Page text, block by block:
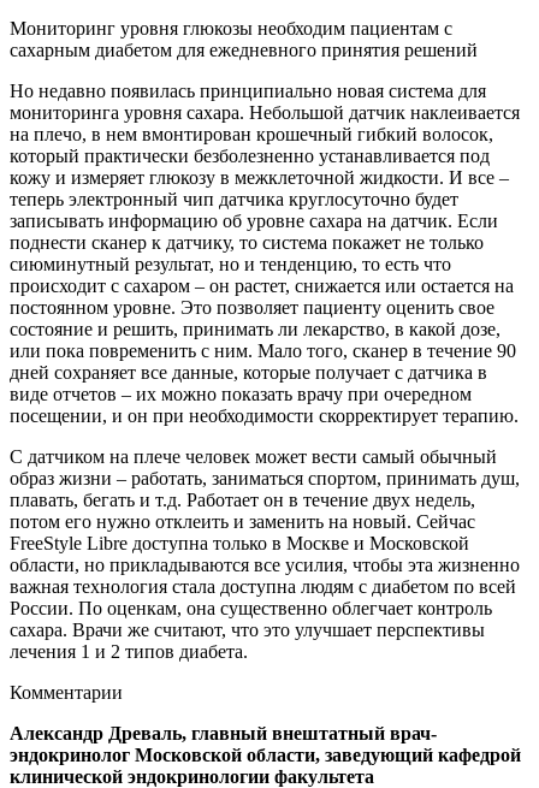
Мониторинг уровня глюкозы необходим пациентам с
сахарным диабетом для ежедневного принятия решений
Но недавно появилась принципиально новая система для
мониторинга уровня сахара. Небольшой датчик наклеивается
на плечо, в нем вмонтирован крошечный гибкий волосок,
который практически безболезненно устанавливается под
кожу и измеряет глюкозу в межклеточной жидкости. И все –
теперь электронный чип датчика круглосуточно будет
записывать информацию об уровне сахара на датчик. Если
поднести сканер к датчику, то система покажет не только
сиюминутный результат, но и тенденцию, то есть что
происходит с сахаром – он растет, снижается или остается на
постоянном уровне. Это позволяет пациенту оценить свое
состояние и решить, принимать ли лекарство, в какой дозе,
или пока повременить с ним. Мало того, сканер в течение 90
дней сохраняет все данные, которые получает с датчика в
виде отчетов – их можно показать врачу при очередном
посещении, и он при необходимости скорректирует терапию.
С датчиком на плече человек может вести самый обычный
образ жизни – работать, заниматься спортом, принимать душ,
плавать, бегать и т.д. Работает он в течение двух недель,
потом его нужно отклеить и заменить на новый. Сейчас
FreeStyle Libre доступна только в Москве и Московской
области, но прикладываются все усилия, чтобы эта жизненно
важная технология стала доступна людям с диабетом по всей
России. По оценкам, она существенно облегчает контроль
сахара. Врачи же считают, что это улучшает перспективы
лечения 1 и 2 типов диабета.
Комментарии
Александр Древаль, главный внештатный врач-
эндокринолог Московской области, заведующий кафедрой
клинической эндокринологии факультета